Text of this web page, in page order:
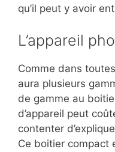
qu’il peut y avoir
L’appareil
Comme dans
aura plusieurs
de gamme au
d’appareil peut
contenter
Ce boitier compact